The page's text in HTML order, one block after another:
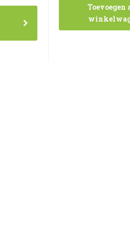
Toevoegen